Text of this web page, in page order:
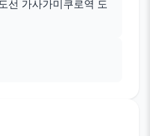
선 가사가미쿠로역 도